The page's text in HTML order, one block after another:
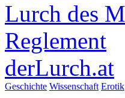
Lurch des
Reglement
derLurch.at
Geschichte Wissenschaft Erotik